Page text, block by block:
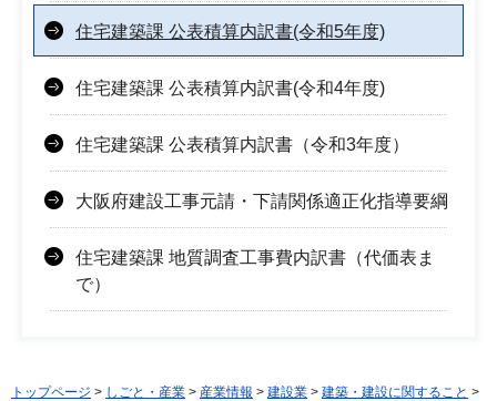
住宅建築課 公表積算内訳書(令和5年度)
住宅建築課 公表積算内訳書(令和4年度)
住宅建築課 公表積算内訳書（令和3年度）
大阪府建設工事元請・下請関係適正化指導要綱
住宅建築課 地質調査工事費内訳書（代価表ま
で）
トップページ > しごと・産業 > 産業情報 > 建設業 > 建築・建設に関すること >